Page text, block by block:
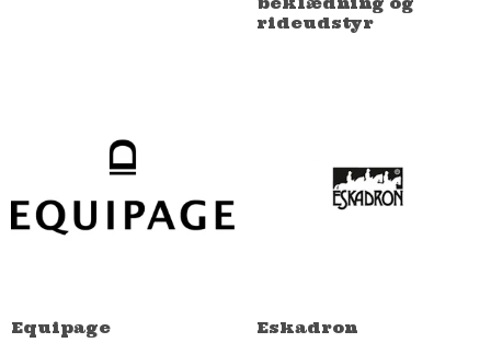
rideudstyr
Equipage Eskadron